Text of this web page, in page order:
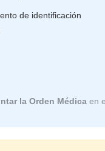
de identificación
la Orden Médica en